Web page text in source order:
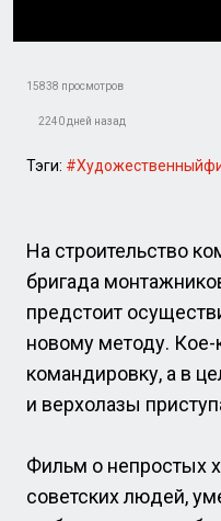
15838 просмотров
2240 дней назад
Тэги:
На строительство
бригада
предстоит
новому методу. Кое-
командировку, а в
и верхолазы
Фильм о непростых
советских людей,